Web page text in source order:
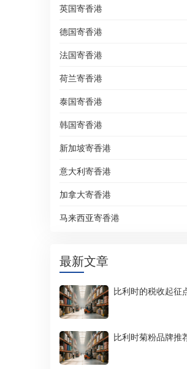
英国寄香港
德国寄香港
法国寄香港
荷兰寄香港
泰国寄香港
韩国寄香港
新加坡寄香港
意大利寄香港
加拿大寄香港
马来西亚寄香港
最新文章
比利时的税收起征
比利时菊粉品牌推